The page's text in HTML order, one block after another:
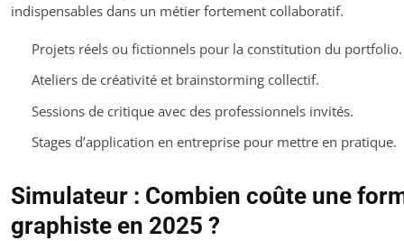
indispensables dans un métier fortement collaboratif.
Projets réels ou fictionnels pour la constitution du portfolio.
Ateliers de créativité et brainstorming collectif.
Sessions de critique avec des professionnels invités.
Stages d’application en entreprise pour mettre en pratique.
Simulateur : Combien coûte une
graphiste en 2025 ?